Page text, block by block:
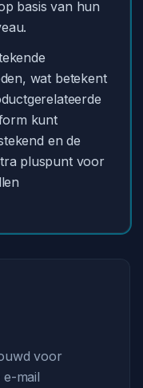
basis van hun
wat betekent
kunt
en de
pluspunt voor
voor
mail